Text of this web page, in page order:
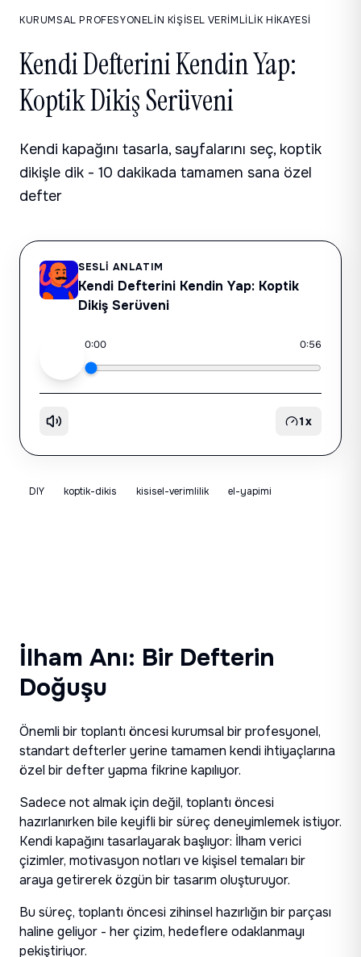
KURUMSAL PROFESYONELIN KIŞISEL VERIMLILIK HIKAYESI
Kendi Defterini Kendin Yap:
Koptik Dikiş Serüveni
Kendi kapağını tasarla, sayfalarını seç, koptik
dikişle dik - 10 dakikada tamamen sana özel
defter
SESLI ANLATIM
Kendi Defterini Kendin Yap: Koptik
Dikiş Serüveni
0:00 0:56
1x
DIY koptik-dikis kisisel-verimlilik el-yapimi
İlham Anı: Bir Defterin
Doğuşu
Önemli bir toplantı öncesi kurumsal bir profesyonel,
standart defterler yerine tamamen kendi ihtiyaçlarına
özel bir defter yapma fikrine kapılıyor.
Sadece not almak için değil, toplantı öncesi
hazırlanırken bile keyifli bir süreç deneyimlemek istiyor.
Kendi kapağını tasarlayarak başlıyor: İlham verici
çizimler, motivasyon notları ve kişisel temaları bir
araya getirerek özgün bir tasarım oluşturuyor.
Bu süreç, toplantı öncesi zihinsel hazırlığın bir parçası
haline geliyor - her çizim, hedeflere odaklanmayı
pekiştiriyor.